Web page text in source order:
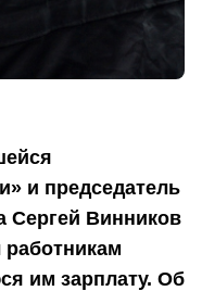
и председатель
Сергей Винников
работникам
им зарплату. Об